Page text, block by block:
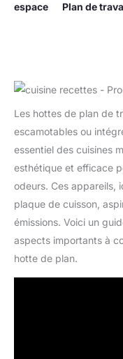
espace
Plan de
Les hottes de plan de
escamotables ou
essentiel des cuisines
esthétique et efficace
odeurs. Ces appareils,
plaque de cuisson,
émissions. Voici un
aspects importants à
hotte de plan.